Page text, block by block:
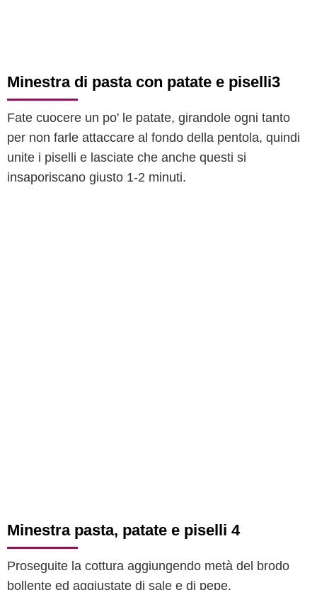
Minestra di pasta con patate e piselli3
Fate cuocere un po' le patate, girandole ogni tanto
per non farle attaccare al fondo della pentola, quindi
unite i piselli e lasciate che anche questi si
insaporiscano giusto 1-2 minuti.
Minestra pasta, patate e piselli 4
Proseguite la cottura aggiungendo metà del brodo
bollente ed aggiustate di sale e di pepe.